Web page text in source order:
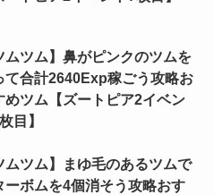
ムツム】鼻がピンクのツムを
て合計2640Exp稼ごう攻略お
めツム【ズートピア2イベン
目】
ムツム】まゆ毛のあるツムで
ーボムを4個消そう攻略おす